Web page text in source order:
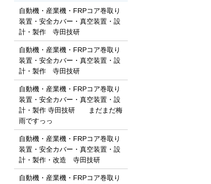
自動機・産業機・FRPコア巻取り
装置・安全カバー・真空装置・設
計・製作 寺田技研
自動機・産業機・FRPコア巻取り
装置・安全カバー・真空装置・設
計・製作 寺田技研
自動機・産業機・FRPコア巻取り
装置・安全カバー・真空装置・設
計・製作 寺田技研 まだまだ梅
雨ですっっ
自動機・産業機・FRPコア巻取り
装置・安全カバー・真空装置・設
計・製作・改造 寺田技研
自動機・産業機・FRPコア巻取り